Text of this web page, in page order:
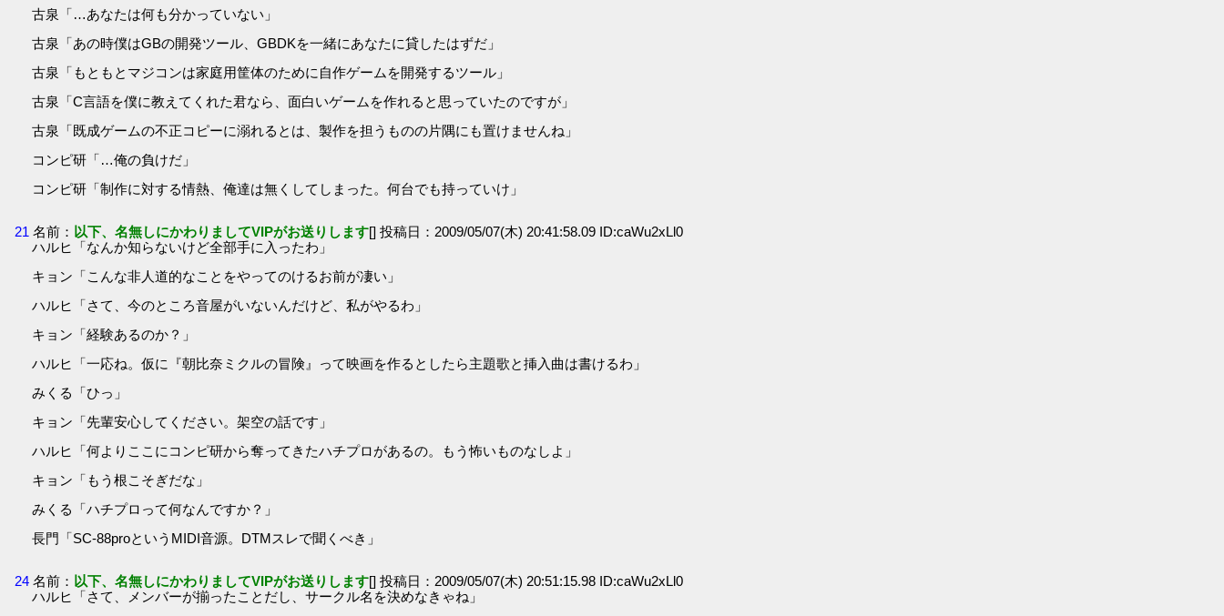
古泉「…あなたは何も分かっていない」
古泉「あの時僕はGBの開発ツール、GBDKを一緒にあなたに貸したはずだ」
古泉「もともとマジコンは家庭用筐体のために自作ゲームを開発するツール」
古泉「C言語を僕に教えてくれた君なら、面白いゲームを作れると思っていたのですが」
古泉「既成ゲームの不正コピーに溺れるとは、製作を担うものの片隅にも置けませんね」
コンピ研「…俺の負けだ」
コンピ研「制作に対する情熱、俺達は無くしてしまった。何台でも持っていけ」
21 名前： 以下、名無しにかわりましてVIPがお送りします[] 投稿日：2009/05/07(木) 20:41:58.09 ID:caWu2xLl0
ハルヒ「なんか知らないけど全部手に入ったわ」
キョン「こんな非人道的なことをやってのけるお前が凄い」
ハルヒ「さて、今のところ音屋がいないんだけど、私がやるわ」
キョン「経験あるのか？」
ハルヒ「一応ね。仮に『朝比奈ミクルの冒険』って映画を作るとしたら主題歌と挿入曲は書けるわ」
みくる「ひっ」
キョン「先輩安心してください。架空の話です」
ハルヒ「何よりここにコンピ研から奪ってきたハチプロがあるの。もう怖いものなしよ」
キョン「もう根こそぎだな」
みくる「ハチプロって何なんですか？」
長門「SC-88proというMIDI音源。DTMスレで聞くべき」
24 名前： 以下、名無しにかわりましてVIPがお送りします[] 投稿日：2009/05/07(木) 20:51:15.98 ID:caWu2xLl0
ハルヒ「さて、メンバーが揃ったことだし、サークル名を決めなきゃね」